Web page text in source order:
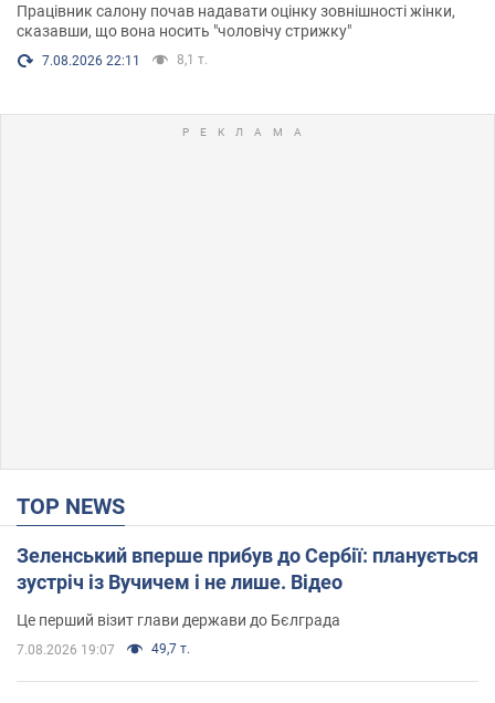
Працівник салону почав надавати оцінку зовнішності жінки,
сказавши, що вона носить "чоловічу стрижку"
7.08.2026 22:11 8,1 т.
TOP NEWS
Зеленський вперше прибув до Сербії: планується
зустріч із Вучичем і не лише. Відео
Це перший візит глави держави до Бєлграда
7.08.2026 19:07 49,7 т.